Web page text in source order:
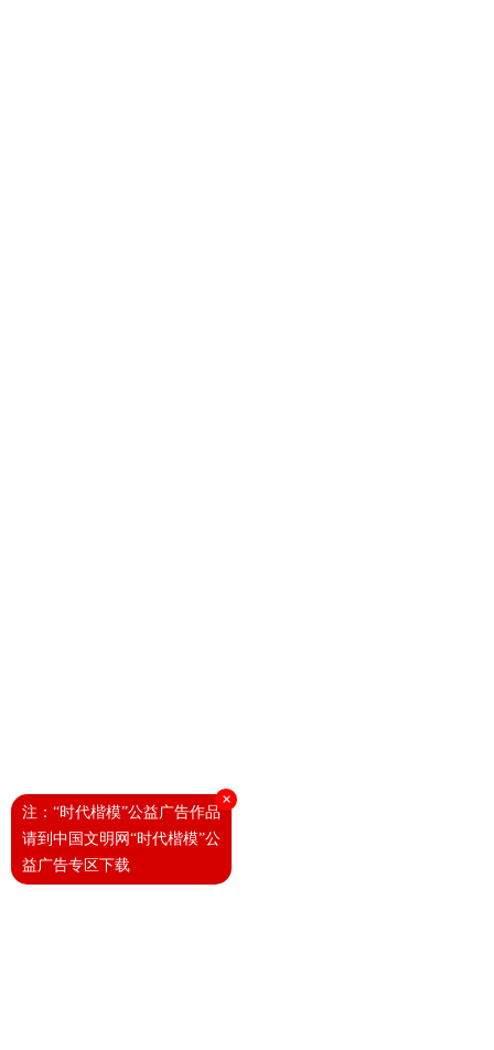
×
注：“时代楷模”公益广告作品
请到中国文明网“时代楷模”公
益广告专区下载